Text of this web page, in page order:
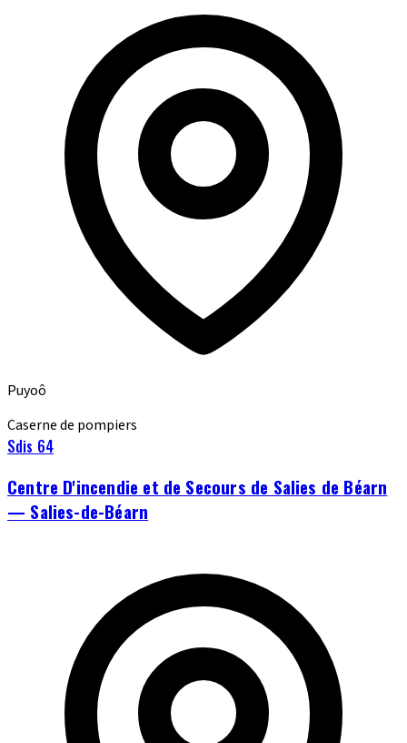
Puyoô
Caserne de pompiers
Sdis 64
Centre D'incendie et de Secours de Salies de Béarn
— Salies-de-Béarn